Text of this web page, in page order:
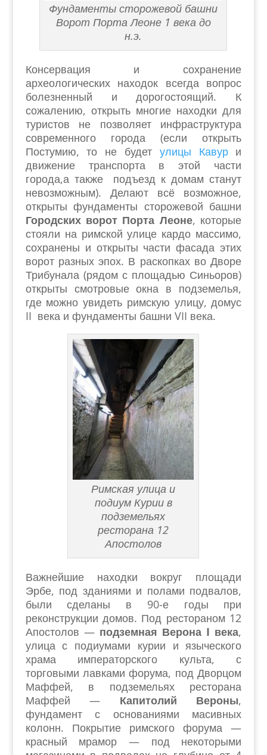
Фундаменты сторожевой башни
Ворот Порта Леоне 1 века до
н.э.
Консервация и сохранение
археологических находок всегда вопрос
болезненный и дорогостоящий. К
сожалению, открыть многие находки для
туристов не позволяет инфраструктура
современного города (если открыть
Постумию, то не будет улицы Кавури
движение транспорта в этой части
города,а также подъезд к домам станут
невозможным). Делают всё возможное,
открыты фундаменты сторожевой башни
Городских ворот Порта Леоне, которые
стояли на римской улице кардо массимо,
сохранены и открыты части фасада этих
ворот разных эпох. В раскопках во Дворе
Трибунала (рядом с площадью Синьоров)
открыты смотровые окна в подземелья,
где можно увидеть римскую улицу, домус
II века и фундаменты башни VII века.
Римская улица и
подиум Курии в
подземельях
ресторана 12
Апостолов
Важнейшие находки вокруг площади
Эрбе, под зданиями и полами подвалов,
были сделаны в 90-е годы при
реконструкции домов. Под рестораном 12
Апостолов — подземная Верона I века,
улица с подиумами курии и языческого
храма императорского культа, с
торговыми лавками форума, под Дворцом
Маффей, в подземельях ресторана
Маффей — Капитолий Вероны,
фундамент с основаниями масивных
колонн. Покрытие римского форума —
красный мрамор — под некоторыми